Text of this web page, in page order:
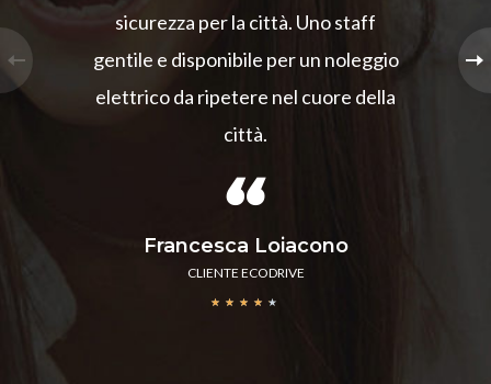
sicurezza per la città. Uno staff
gentile e disponibile per un noleggio
elettrico da ripetere nel cuore della
città.
Francesca Loiacono
CLIENTE ECODRIVE
★ ★ ★ ★ ★